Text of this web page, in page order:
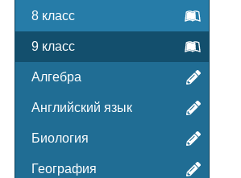
8 класс
9 класс
Алгебра
Английский язык
Биология
География